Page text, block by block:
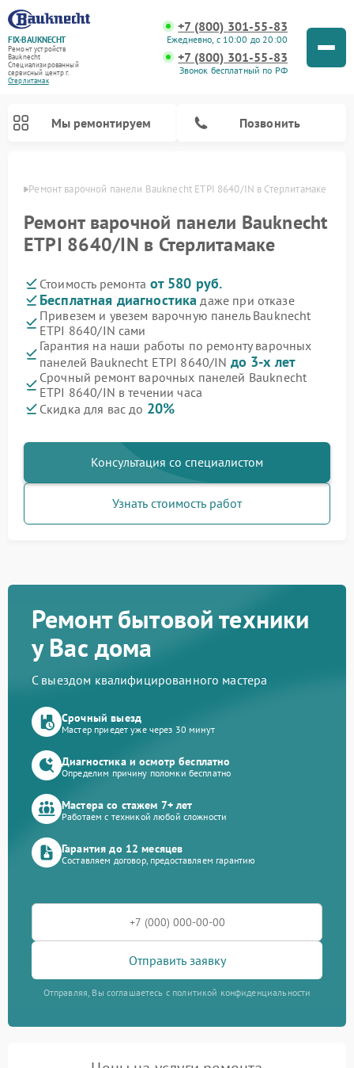
FIX-BAUKNECHT
Ремонт устройств
Bauknecht
Специализированный
cервисный центр г.
Стерлитамак
+7 (800) 301-55-83
Ежедневно, с 10:00 до 20:00
+7 (800) 301-55-83
Звонок бесплатный по РФ
Мы ремонтируем Позвонить
Ремонт варочной панели Bauknecht ETPI 8640/IN в Стерлитамаке
Ремонт варочной панели Bauknecht
ETPI 8640/IN в Стерлитамаке
Стоимость ремонта от 580 руб.
Бесплатная диагностика даже при отказе
Привезем и увезем варочную панель Bauknecht
ETPI 8640/IN сами
Гарантия на наши работы по ремонту варочных
панелей Bauknecht ETPI 8640/IN до 3-х лет
Срочный ремонт варочных панелей Bauknecht
ETPI 8640/IN в течении часа
Скидка для вас до 20%
Консультация со специалистом
Узнать стоимость работ
Ремонт бытовой техники
у Вас дома
С выездом квалифицированного мастера
Срочный выезд
Мастер приедет уже через 30 минут
Диагностика и осмотр бесплатно
Определим причину поломки бесплатно
Мастера со стажем 7+ лет
Работаем с техникой любой сложности
Гарантия до 12 месяцев
Составляем договор, предоставляем гарантию
Отправить заявку
Отправляя, Вы соглашаетесь с политикой конфиденциальности